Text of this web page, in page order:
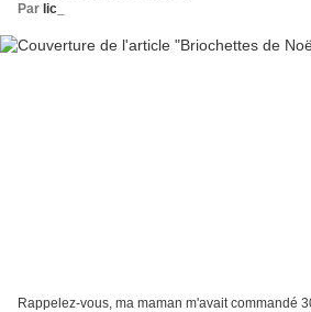
Par lic_
Rappelez-vous, ma maman m'avait commandé